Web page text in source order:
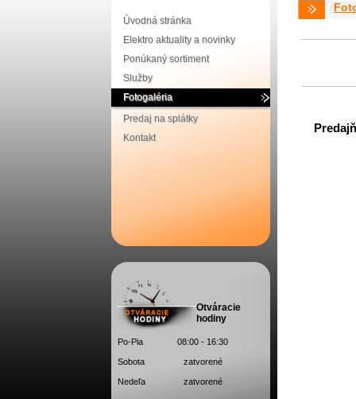
Úvodná stránka
Elektro aktuality a novinky
Ponúkaný sortiment
Služby
Fotogaléria
Predaj na splátky
Kontakt
Otváracie
hodiny
Po-Pia 08:00 - 16:30
Sobota zatvorené
Nedeľa zatvorené